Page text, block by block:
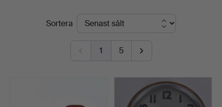
SlutpriserSortera
1 5